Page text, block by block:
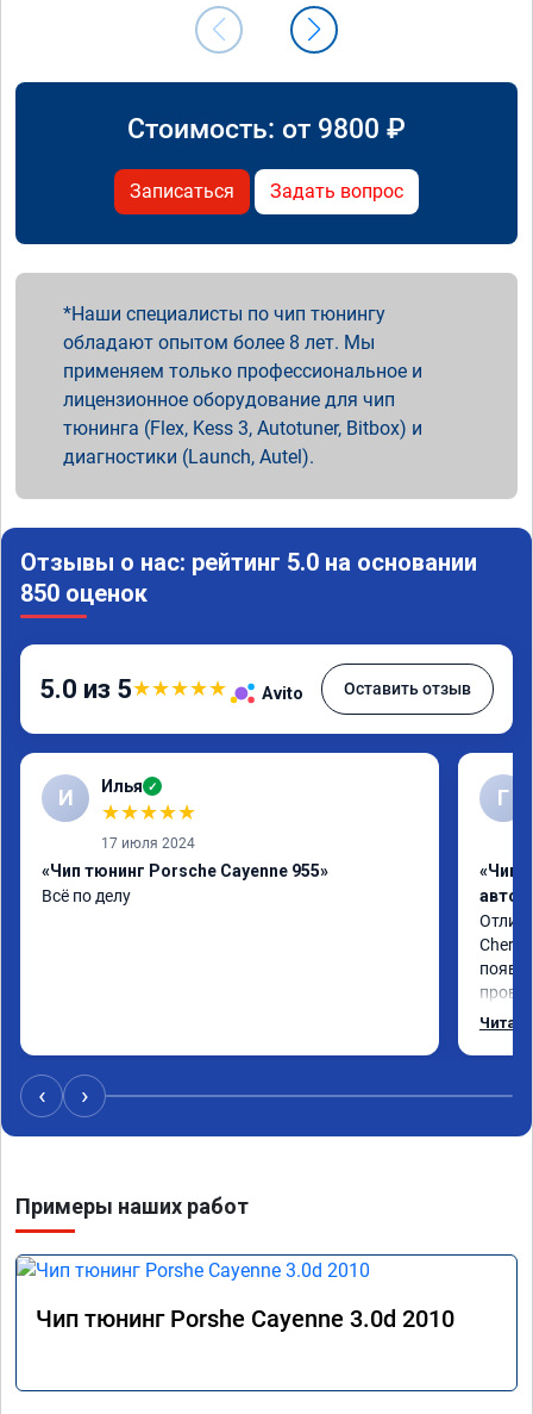
Стоимость: от 9800 ₽
Записаться Задать вопрос
Наши специалисты по чип тюнингу
обладают опытом более 8 лет. Мы
применяем только профессиональное и
лицензионное оборудование для чип
тюнинга (Flex, Kess 3, Autotuner, Bitbox) и
диагностики (Launch, Autel).
Отзывы о нас: рейтинг 5.0 на основании
850 оценок
5.0 из 5★★★★★ Avito Оставить отзыв
И Илья ✓
★★★★★
17 июля 2024
«Чип тюнинг Porsche Cayenne 955»
Всё по делу
Г
«Чип
Chery
‹ ›
Примеры наших работ
Чип тюнинг Porshe Cayenne 3.0d 2010